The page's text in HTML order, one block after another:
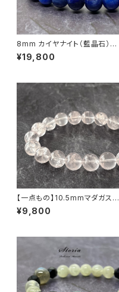
8mm カイヤナイト（藍晶石）ブ
レスレット
¥19,800
【一点もの】10.5mmマダガスカ
ル産 虹入り アイリスローズクォ
ーツ ブレスレット 【鑑別済み】
¥9,800